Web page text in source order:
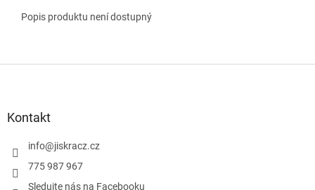
Popis produktu není dostupný
Kontakt
info@jiskracz.cz
775 987 967
Sledujte nás na Facebooku